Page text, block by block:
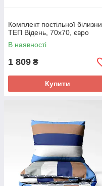
Комплект постільної білизни
ТЕП Відень, 70х70, євро
В наявності
1 809 ₴
Купити